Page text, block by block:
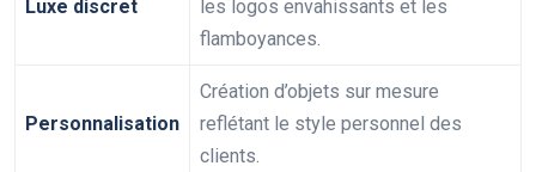
Luxe discret
les logos envahissants et les
flamboyances.
Personnalisation
Création d’objets sur mesure
reflétant le style personnel des
clients.